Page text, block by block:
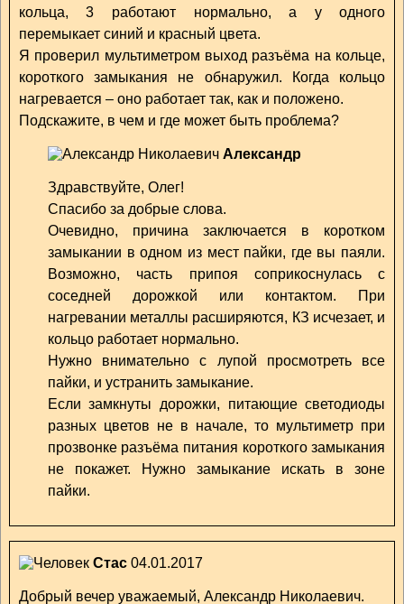
кольца, 3 работают нормально, а у одного
перемыкает синий и красный цвета.
Я проверил мультиметром выход разъёма на кольце,
короткого замыкания не обнаружил. Когда кольцо
нагревается – оно работает так, как и положено.
Подскажите, в чем и где может быть проблема?
Александр
Здравствуйте, Олег!
Спасибо за добрые слова.
Очевидно, причина заключается в коротком
замыкании в одном из мест пайки, где вы паяли.
Возможно, часть припоя соприкоснулась с
соседней дорожкой или контактом. При
нагревании металлы расширяются, КЗ исчезает, и
кольцо работает нормально.
Нужно внимательно с лупой просмотреть все
пайки, и устранить замыкание.
Если замкнуты дорожки, питающие светодиоды
разных цветов не в начале, то мультиметр при
прозвонке разъёма питания короткого замыкания
не покажет. Нужно замыкание искать в зоне
пайки.
Стас04.01.2017
Добрый вечер уважаемый, Александр Николаевич.